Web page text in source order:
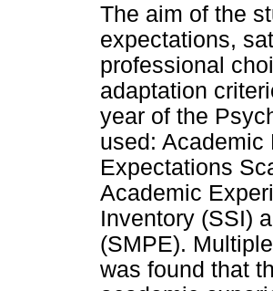
The aim of the
expectations,
professional
adaptation
year of the
used: Academic
Expectations
Academic
Inventory (SSI)
(SMPE).
was found that